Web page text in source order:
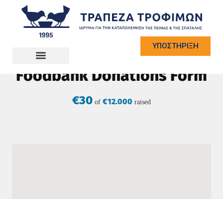
ΥΠΟΣΤΗΡΙΞΗ
Foodbank Donations Form
€30 of €12.000 raised